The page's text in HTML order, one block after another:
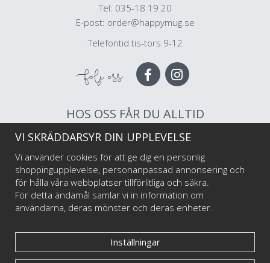
Tel: 035-18 19 20
E-post: order@happymug.se
Telefontid tis-tors 9-12
Följ oss
HOS OSS FÅR DU ALLTID
Muggar av högsta kvalitet
Snabb leverans
Trygg betalning
Välkommen till Happy Mug som är Sveriges första och största muggtryckeri av
emaljmuggar till privatpersoner och företag, illustratörer och konstnärer. Vi
VI SKRÄDDARSYR DIN UPPLEVELSE
Vi använder cookies för att ge dig en personlig
shoppingupplevelse, personanpassad annonsering och
för hålla våra webbplatser tillförlitliga och säkra.
För detta ändamål samlar vi in information om
användarna, deras mönster och deras enheter.
Inställningar